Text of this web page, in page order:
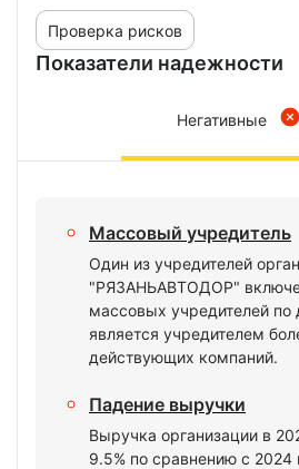
Показатели надежности
Проверка рисков
Негативные
Массовый учредитель
Один из учредителей
"РЯЗАНЬАВТОДОР"
массовых учредителей
является учредителем
действующих компаний.
Падение выручки
Выручка организации в
9.5% по сравнению с 2024